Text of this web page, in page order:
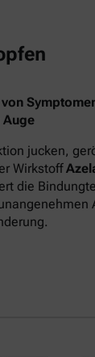
Auge
jucken,
Wirkstoff
die